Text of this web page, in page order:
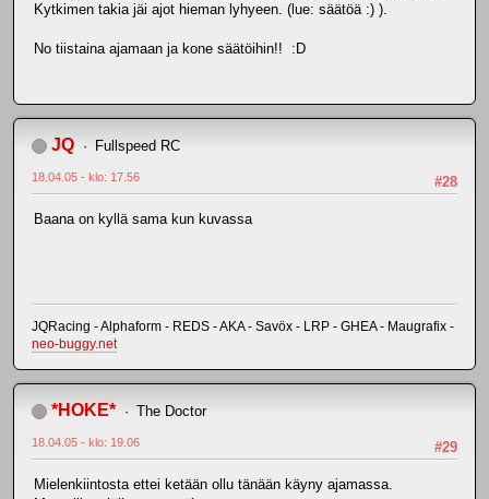
Kytkimen takia jäi ajot hieman lyhyeen. (lue: säätöä :) ).
No tiistaina ajamaan ja kone säätöihin!! :D
JQ Fullspeed RC
#28
18.04.05 - klo: 17.56
Baana on kyllä sama kun kuvassa
JQRacing - Alphaform - REDS - AKA - Savöx - LRP - GHEA - Maugrafix -
neo-buggy.net
*HOKE* The Doctor
#29
18.04.05 - klo: 19.06
Mielenkiintosta ettei ketään ollu tänään käyny ajamassa.